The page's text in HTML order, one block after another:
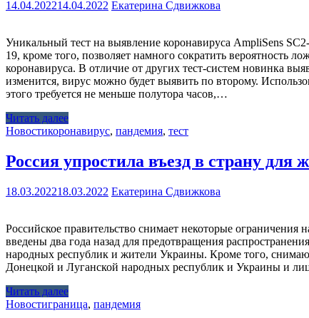
14.04.202214.04.2022 Екатерина Сдвижкова
Уникальный тест на выявление коронавируса AmpliSens
19, кроме того, позволяет намного сократить вероятность
коронавируса. В отличие от других тест-систем новинка
изменится, вирус можно будет выявить по второму.
этого требуется не меньше полутора часов,…
Читать далее
Новостикоронавирус, пандемия, тест
Россия упростила въезд в страну
18.03.202218.03.2022 Екатерина Сдвижкова
Российское правительство снимает некоторые
введены два года назад для предотвращения
народных республик и жители Украины. Кроме того,
Донецкой и Луганской народных республик и Украины и
Читать далее
Новостиграница, пандемия